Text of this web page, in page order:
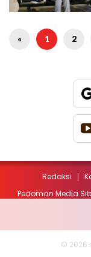
« 1 2
Redaksi
Pedoman Media
© 2026